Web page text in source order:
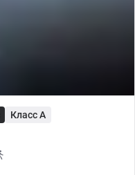
Класс A